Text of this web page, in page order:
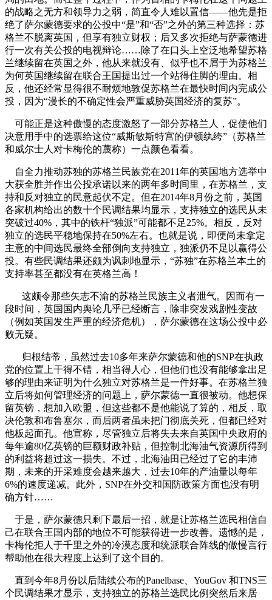
的战略之无方和领导力之弱，简直令人难以置信——他先是拒
绝了萨尔蒙德要求的公投中“是”和“否”之外的第三种选择：苏
格兰不脱离英国，但享有独立财权；后又多次拒绝与萨蒙德进
行一次有关公投的电视辩论……除了在口头上空泛地希望苏格
兰继续留在英国之外， 他从来就没有、似乎也不屑于为苏格兰
为何英国继续留在联合王国提出过一个站得住脚的理由。相
反，他还经常显得很不耐烦地敦促苏格兰在最快时间内完成公
投，因为“漫长的不确定性会严重威胁英国经济的复苏”。
可能正是这种傲慢的态度激怒了一部分苏格兰人，促使他们
决意用手中的选票给这位“威斯敏斯特宫的伊顿纨绔”（苏格兰
和威尔士人对卡梅伦的蔑称）一点颜色看看。
自全力推动苏独的苏格兰民族党在2011年的英国地方选举中
大获全胜并作出公投承诺以来的两年多时间里，在苏格兰，支
持和反对独立的民意起伏不定。但在2014年8月份之前，英国
各家机构给出的数十个民调结果均显示，支持独立的选民从未
突破过40% ，其中的铁杆“独派”可能都不足25%。相反，反对
独立的选民平稳地保持在50%左右。也就是说，即便尚未拿定
主意的中间选民最终全部倒向支持独立，独派仍不足以赢得公
投。有些民调结果还颇为讽刺地显示，“苏独”在苏格兰本土的
支持率甚至都没有在英格兰高！
这颇令那些矢志不渝的苏格兰民族主义者泄气。因而有一
段时间，英国国内舆论几乎已经断言，除非突发戏剧性变故
（例如英国发生严重的经济危机），萨尔蒙德在这场公投中必
败无疑。
归根结蒂，虽然过去10多年来萨尔蒙德和他的SNP在执政
党的位置上干得不错，相当得人心，但他们也没有能够拿出足
够的理由来证明为什么独立对苏格兰是一件好事。 在苏格兰独
立后将如何管理经济的问题上，萨尔蒙德一直很被动。他想保
留英镑，想加入欧盟，但这些都不是他能说了算的，相反，取
决伦敦和布鲁塞尔，而后两者虽未把门彻底关死，但都已经对
他板起面孔。他宣称，尽管独立后将失去来自英国中央政府的
每年逾80亿英镑的巨额财政补贴，但控制北海油气资源所得到
的利益将超过这一损失。不过，北海油田已经过了它的丰沛
期，未来的开采难度会越来越大，过去10年的产油量以每年
6%的速度递减。此外， SNP在外交和国防政策方面也没有明
确方针……
于是，萨尔蒙德只剩下最后一招，就是让苏格兰选民相信自
己在联合王国内部的地位不可能获得进一步改善。遗憾的是，
卡梅伦拒人于千里之外的冷漠态度和统派联合阵线的傲慢言行
帮助他在很大程度上达到了这个目的。
直到今年8月份以后陆续公布的Panelbase、 YouGov 和TNS三
个民调结果才显示，支持独立的苏格兰选民比例突然后来居